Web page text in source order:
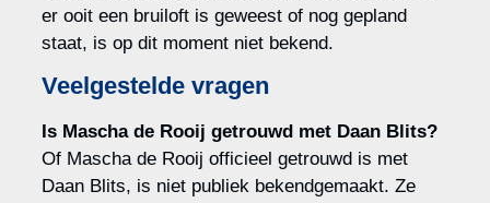
er ooit een bruiloft is geweest of nog gepland
staat, is op dit moment niet bekend.
Veelgestelde vragen
Is Mascha de Rooij getrouwd met Daan Blits?
Of Mascha de Rooij officieel getrouwd is met
Daan Blits, is niet publiek bekendgemaakt. Ze